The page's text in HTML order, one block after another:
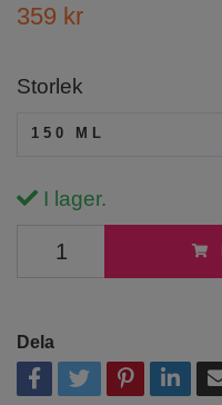
359 kr
Storlek
150 ML
I lager.
Dela